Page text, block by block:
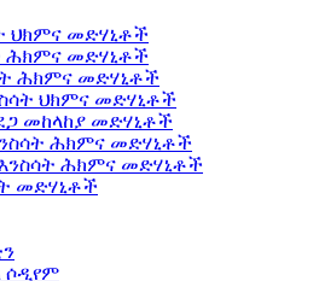
ህክምና መድሃኒቶች
ሕክምና መድሃኒቶች
ሕክምና መድሃኒቶች
ህክምና መድሃኒቶች
መከላከያ መድሃኒቶች
ሕክምና መድሃኒቶች
ሕክምና መድሃኒቶች
መድሃኒቶች
ሶዲየም